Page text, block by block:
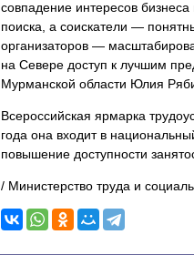
совпадение интересов
поиска, а соискатели —
организаторов —
на Севере доступ к лучшим
Мурманской области Юлия
Всероссийская ярмарка
года она входит в
повышение доступности
/ Министерство труда и